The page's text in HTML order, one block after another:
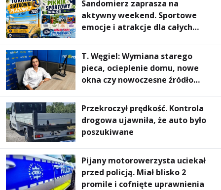
Sandomierz zaprasza na
aktywny weekend. Sportowe
emocje i atrakcje dla całych
T. Węgiel: Wymiana starego
pieca, ocieplenie domu, nowe
okna czy nowoczesne źródło
rachunki za energię, lepszy
komfort życia i... czystsze
powietrze
Przekroczył prędkość. Kontrola
drogowa ujawniła, że auto było
poszukiwane
Pijany motorowerzysta uciekał
przed policją. Miał blisko 2
promile i cofnięte uprawnienia